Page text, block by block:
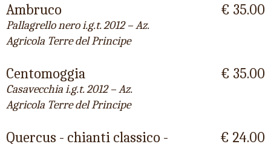
Ambruco
Pallagrello nero i.g.t. 2012 – Az.
Agricola Terre del Principe
€ 35.00
Centomoggia
Casavecchia i.g.t. 2012 – Az.
Agricola Terre del Principe
€ 35.00
Quercus - chianti classico -
€ 24.00